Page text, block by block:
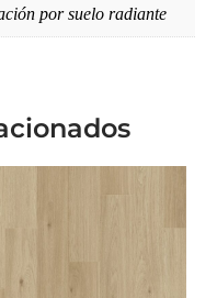
por suelo radiante